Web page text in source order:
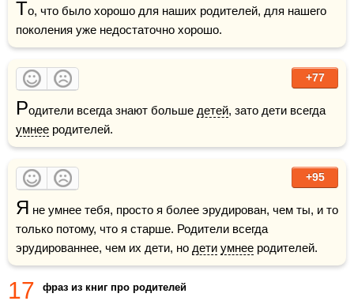
То, что было хорошо для наших родителей, для нашего
поколения уже недостаточно хорошо.
+77
Родители всегда знают больше детей
умнее родителей.
+95
Я не умнее тебя, просто я более эрудирован, чем ты, и то
только потому, что я старше. Родители всегда
эрудированнее, чем их дети, но дети умнее родителей.
17 фраз из книг про родителей